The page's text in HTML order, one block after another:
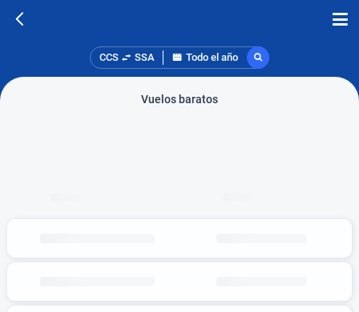
CCS SSA Todo el año
Vuelos baratos